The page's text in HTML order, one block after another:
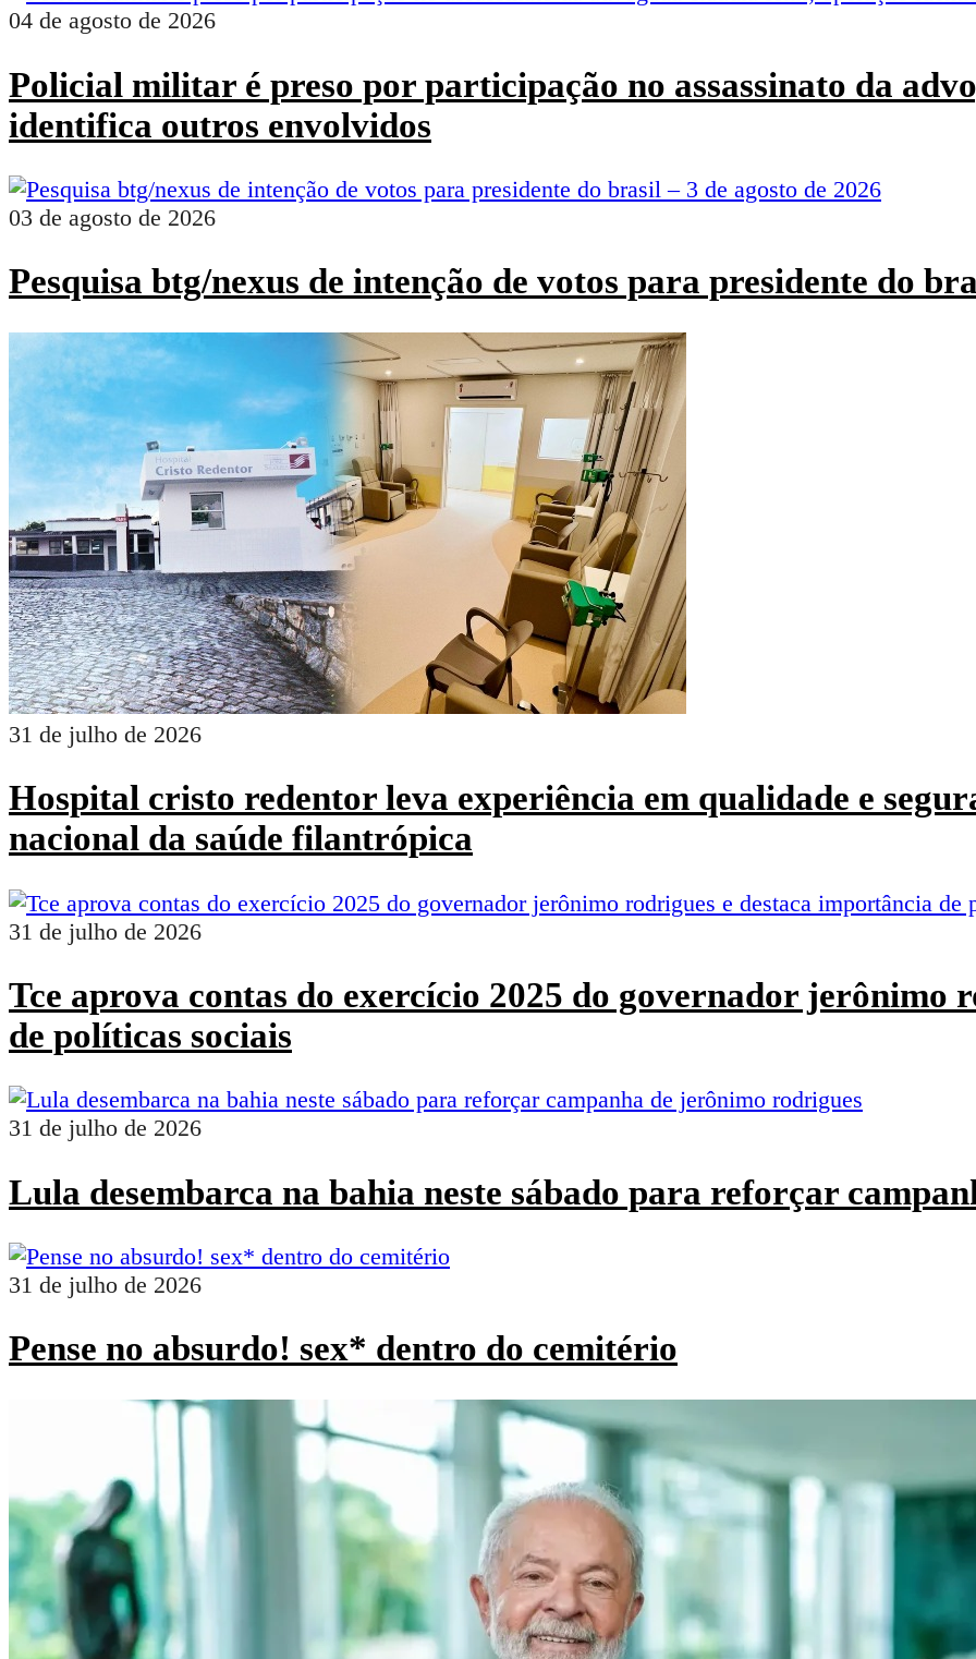
04 de agosto de 2026
Policial militar é preso por participação no assassinato da
identifica outros envolvidos
03 de agosto de 2026
Pesquisa btg/nexus de intenção de votos para presidente do
31 de julho de 2026
Hospital cristo redentor leva experiência em qualidade e
nacional da saúde filantrópica
31 de julho de 2026
Tce aprova contas do exercício 2025 do governador jerônimo
de políticas sociais
31 de julho de 2026
Lula desembarca na bahia neste sábado para reforçar
31 de julho de 2026
Pense no absurdo! sex* dentro do cemitério